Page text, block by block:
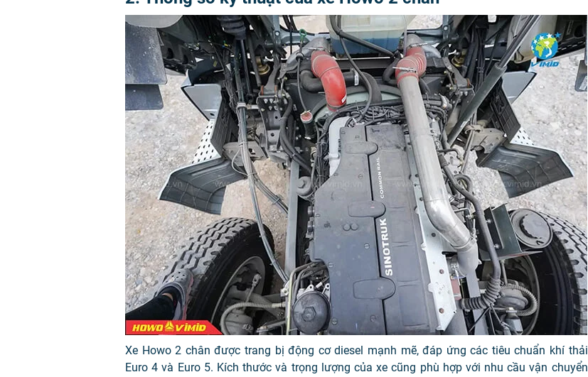
Xe Howo 2 chân được trang bị động cơ diesel mạnh mẽ, đáp ứng các tiêu chuẩn khí thải
Euro 4 và Euro 5. Kích thước và trọng lượng của xe cũng phù hợp với nhu cầu vận chuyển